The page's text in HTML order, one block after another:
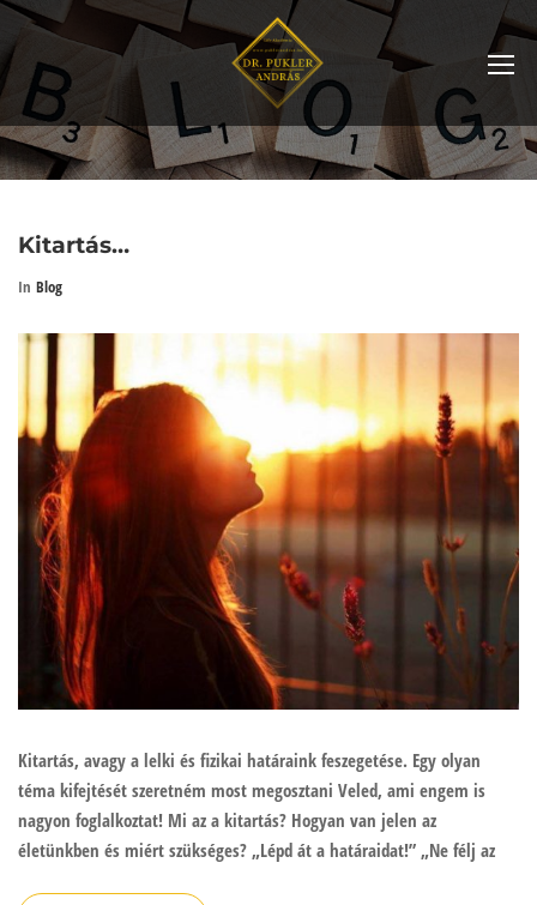
Kitartás…
In Blog
Kitartás, avagy a lelki és fizikai határaink feszegetése. Egy olyan
téma kifejtését szeretném most megosztani Veled, ami engem is
nagyon foglalkoztat! Mi az a kitartás? Hogyan van jelen az
életünkben és miért szükséges? „Lépd át a határaidat!” „Ne félj az